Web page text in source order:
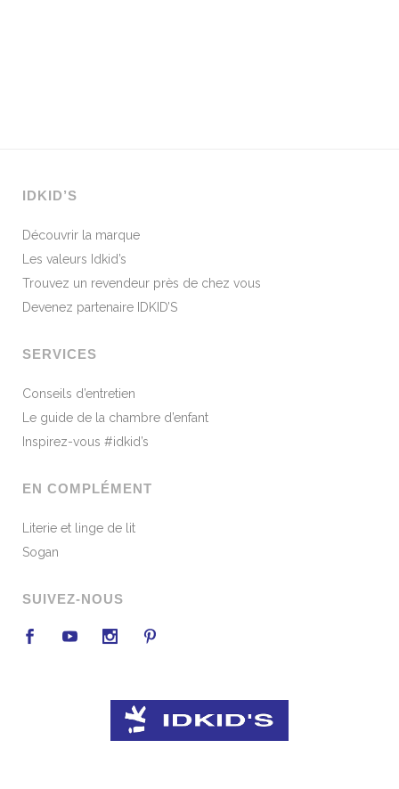
IDKID’S
Découvrir la marque
Les valeurs Idkid’s
Trouvez un revendeur près de chez vous
Devenez partenaire IDKID’S
SERVICES
Conseils d’entretien
Le guide de la chambre d’enfant
Inspirez-vous #idkid’s
EN COMPLÉMENT
Literie et linge de lit
Sogan
SUIVEZ-NOUS